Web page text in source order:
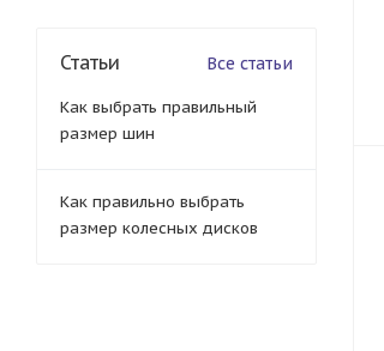
Статьи Все статьи
Как выбрать правильный
размер шин
Как правильно выбрать
размер колесных дисков